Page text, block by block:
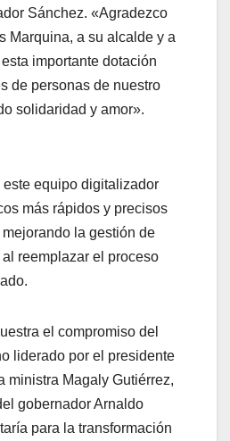
Sánchez. «Agradezco
Marquina, a su alcalde y a
importante dotación
de personas de nuestro
solidaridad y amor».
equipo digitalizador
más rápidos y precisos
la gestión de
reemplazar el proceso
el compromiso del
liderado por el presidente
ministra Magaly Gutiérrez,
gobernador Arnaldo
para la transformación